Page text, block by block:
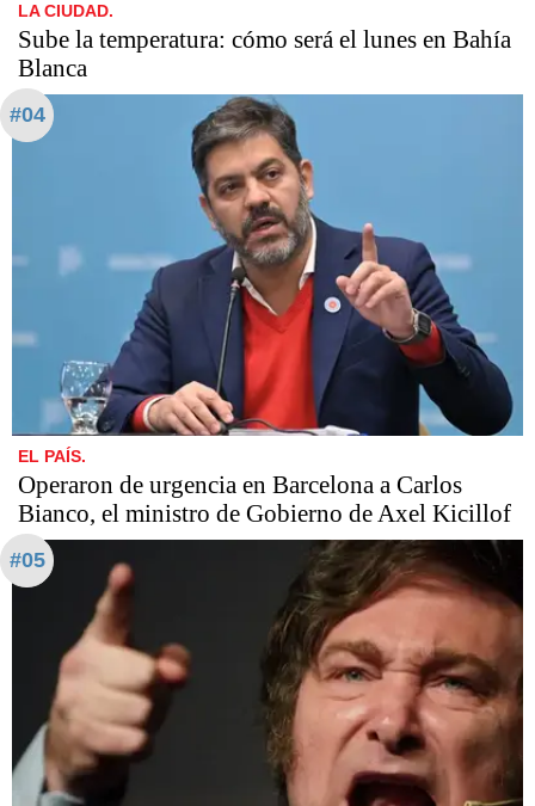
LA CIUDAD.
Sube la temperatura: cómo será el lunes en Bahía
Blanca
#04
EL PAÍS.
Operaron de urgencia en Barcelona a Carlos
Bianco, el ministro de Gobierno de Axel Kicillof
#05